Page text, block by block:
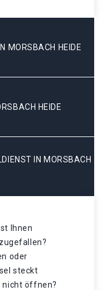
MORSBACH HEIDE
HEIDE
IN MORSBACH
Ihnen
oder
steckt
nicht öffnen?